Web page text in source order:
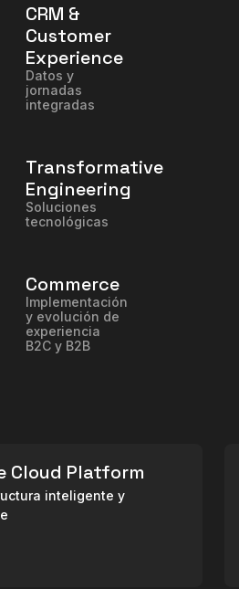
CRM &
Customer
Experience
Datos y
jornadas
integradas
Transformative
Engineering
Soluciones
tecnológicas
Commerce
Implementación
y evolución de
experiencia
B2C y B2B
Cloud Platform
inteligente y